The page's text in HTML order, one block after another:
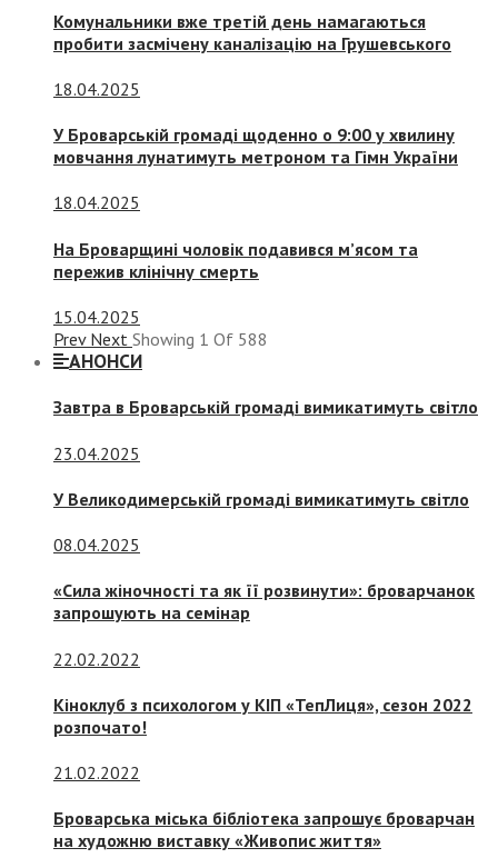
Комунальники вже третій день намагаються
пробити засмічену каналізацію на Грушевського
18.04.2025
У Броварській громаді щоденно о 9:00 у хвилину
мовчання лунатимуть метроном та Гімн України
18.04.2025
На Броварщині чоловік подавився м’ясом та
пережив клінічну смерть
15.04.2025
Prev Next Showing 1 Of 588
АНОНСИ
Завтра в Броварській громаді вимикатимуть світло
23.04.2025
У Великодимерській громаді вимикатимуть світло
08.04.2025
«Сила жіночності та як її розвинути»: броварчанок
запрошують на семінар
22.02.2022
Кіноклуб з психологом у КІП «ТепЛиця», сезон 2022
розпочато!
21.02.2022
Броварська міська бібліотека запрошує броварчан
на художню виставку «Живопис життя»